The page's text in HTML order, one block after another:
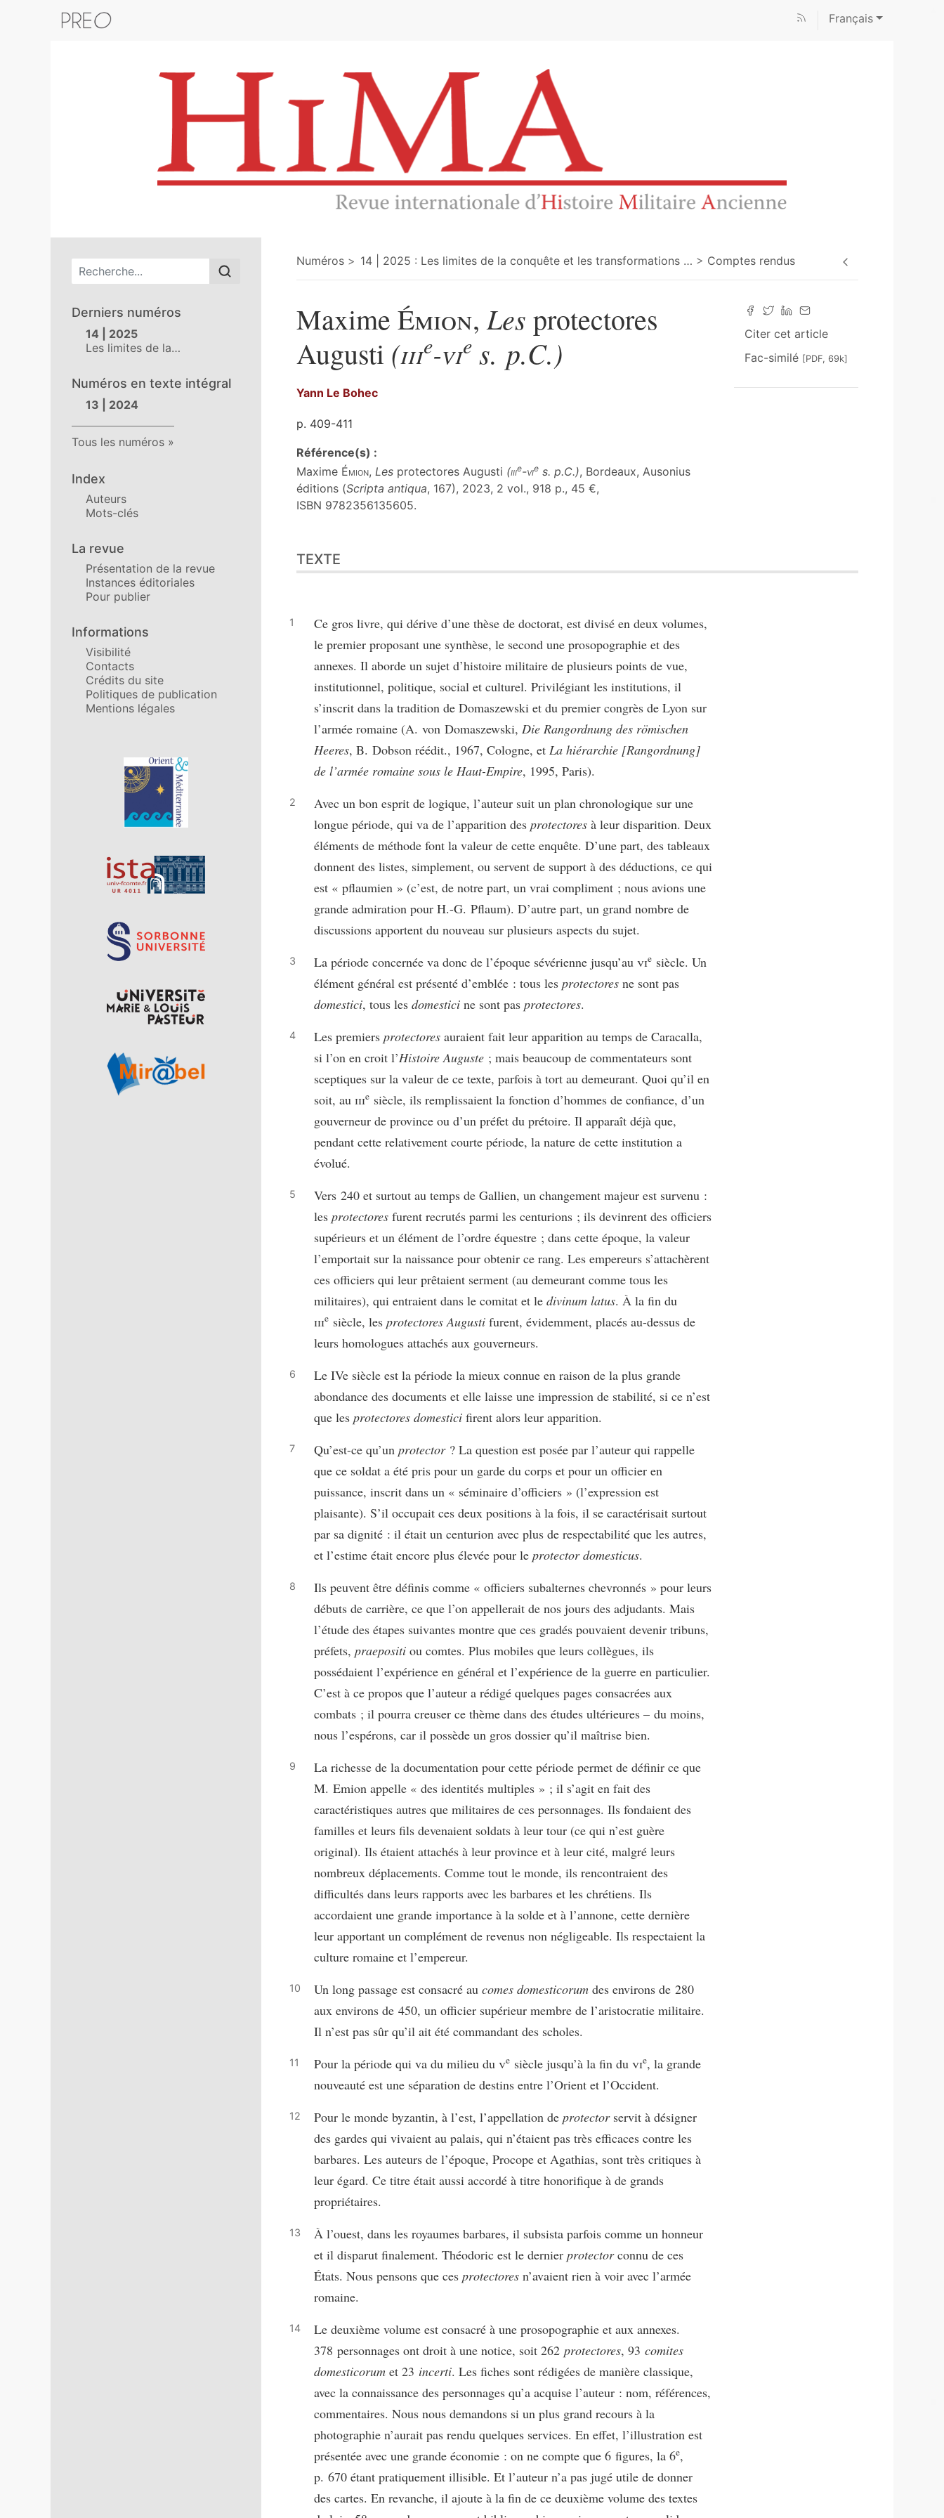
Français
Menu principal
Derniers numéros
14 | 2025
Les limites de la…
Numéros en texte intégral
13 | 2024
Tous les numéros
Index
Auteurs
Mots-clés
La revue
Présentation de la revue
Instances éditoriales
Pour publier
Informations
Visibilité
Contacts
Crédits du site
Politiques de publication
Mentions légales
Affiliations/partenaires
Numéros 14 | 2025 : Les limites de la conquête et les transformations … Comptes rendus
Citer cet article
Fac-similé [PDF, 69k]
Maxime Émion, Les protectores
Augusti (iiie-vie s. p.C.)
Yann Le Bohec
p. 409-411
Référence(s) :
Maxime Émion, Les protectores Augusti (iiie-vie s. p.C.), Bordeaux, Ausonius
éditions (Scripta antiqua, 167), 2023, 2 vol., 918 p., 45 €,
ISBN 9782356135605.
Citer cet article
Auteur
TEXTE
Ce gros livre, qui dérive d’une thèse de doctorat, est divisé en deux volumes,
le premier proposant une synthèse, le second une prosopographie et des
annexes. Il aborde un sujet d’histoire militaire de plusieurs points de vue,
institutionnel, politique, social et culturel. Privilégiant les institutions, il
s’inscrit dans la tradition de Domaszewski et du premier congrès de Lyon sur
l’armée romaine (A. von Domaszewski, Die Rangordnung des römischen
Heeres, B. Dobson réédit., 1967, Cologne, et La hiérarchie [Rangordnung]
de l’armée romaine sous le Haut-Empire, 1995, Paris).
Avec un bon esprit de logique, l’auteur suit un plan chronologique sur une
longue période, qui va de l’apparition des protectores à leur disparition. Deux
éléments de méthode font la valeur de cette enquête. D’une part, des tableaux
donnent des listes, simplement, ou servent de support à des déductions, ce qui
est « pflaumien » (c’est, de notre part, un vrai compliment ; nous avions une
grande admiration pour H.-G. Pflaum). D’autre part, un grand nombre de
discussions apportent du nouveau sur plusieurs aspects du sujet.
La période concernée va donc de l’époque sévérienne jusqu’au vie siècle. Un
élément général est présenté d’emblée : tous les protectores ne sont pas
domestici, tous les domestici ne sont pas protectores.
Les premiers protectores auraient fait leur apparition au temps de Caracalla,
si l’on en croit l’Histoire Auguste ; mais beaucoup de commentateurs sont
sceptiques sur la valeur de ce texte, parfois à tort au demeurant. Quoi qu’il en
soit, au iiie siècle, ils remplissaient la fonction d’hommes de confiance, d’un
gouverneur de province ou d’un préfet du prétoire. Il apparaît déjà que,
pendant cette relativement courte période, la nature de cette institution a
évolué.
Vers 240 et surtout au temps de Gallien, un changement majeur est survenu :
les protectores furent recrutés parmi les centurions ; ils devinrent des officiers
supérieurs et un élément de l’ordre équestre ; dans cette époque, la valeur
l’emportait sur la naissance pour obtenir ce rang. Les empereurs s’attachèrent
ces officiers qui leur prêtaient serment (au demeurant comme tous les
militaires), qui entraient dans le comitat et le divinum latus. À la fin du
iiie siècle, les protectores Augusti furent, évidemment, placés au-dessus de
leurs homologues attachés aux gouverneurs.
Le IVe siècle est la période la mieux connue en raison de la plus grande
abondance des documents et elle laisse une impression de stabilité, si ce n’est
que les protectores domestici firent alors leur apparition.
Qu’est-ce qu’un protector? La question est posée par l’auteur qui rappelle
que ce soldat a été pris pour un garde du corps et pour un officier en
puissance, inscrit dans un « séminaire d’officiers » (l’expression est
plaisante). S’il occupait ces deux positions à la fois, il se caractérisait surtout
par sa dignité : il était un centurion avec plus de respectabilité que les autres,
et l’estime était encore plus élevée pour le protector domesticus.
Ils peuvent être définis comme « officiers subalternes chevronnés » pour leurs
débuts de carrière, ce que l’on appellerait de nos jours des adjudants. Mais
l’étude des étapes suivantes montre que ces gradés pouvaient devenir tribuns,
préfets, praepositi ou comtes. Plus mobiles que leurs collègues, ils
possédaient l’expérience en général et l’expérience de la guerre en particulier.
C’est à ce propos que l’auteur a rédigé quelques pages consacrées aux
combats ; il pourra creuser ce thème dans des études ultérieures – du moins,
nous l’espérons, car il possède un gros dossier qu’il maîtrise bien.
La richesse de la documentation pour cette période permet de définir ce que
M. Emion appelle « des identités multiples » ; il s’agit en fait des
caractéristiques autres que militaires de ces personnages. Ils fondaient des
familles et leurs fils devenaient soldats à leur tour (ce qui n’est guère
original). Ils étaient attachés à leur province et à leur cité, malgré leurs
nombreux déplacements. Comme tout le monde, ils rencontraient des
difficultés dans leurs rapports avec les barbares et les chrétiens. Ils
accordaient une grande importance à la solde et à l’annone, cette dernière
leur apportant un complément de revenus non négligeable. Ils respectaient la
culture romaine et l’empereur.
Un long passage est consacré au comes domesticorum des environs de 280
aux environs de 450, un officier supérieur membre de l’aristocratie militaire.
Il n’est pas sûr qu’il ait été commandant des scholes.
Pour la période qui va du milieu du ve siècle jusqu’à la fin du vie, la grande
nouveauté est une séparation de destins entre l’Orient et l’Occident.
Pour le monde byzantin, à l’est, l’appellation de protectorservit à désigner
des gardes qui vivaient au palais, qui n’étaient pas très efficaces contre les
barbares. Les auteurs de l’époque, Procope et Agathias, sont très critiques à
leur égard. Ce titre était aussi accordé à titre honorifique à de grands
propriétaires.
À l’ouest, dans les royaumes barbares, il subsista parfois comme un honneur
et il disparut finalement. Théodoric est le dernier protectorconnu de ces
États. Nous pensons que ces protectores n’avaient rien à voir avec l’armée
romaine.
Le deuxième volume est consacré à une prosopographie et aux annexes.
378 personnages ont droit à une notice, soit 262 protectores, 93 comites
domesticorum et 23 incerti. Les fiches sont rédigées de manière classique,
avec la connaissance des personnages qu’a acquise l’auteur : nom, références,
commentaires. Nous nous demandons si un plus grand recours à la
photographie n’aurait pas rendu quelques services. En effet, l’illustration est
présentée avec une grande économie : on ne compte que 6 figures, la 6e,
p. 670 étant pratiquement illisible. Et l’auteur n’a pas jugé utile de donner
des cartes. En revanche, il ajoute à la fin de ce deuxième volume des textes